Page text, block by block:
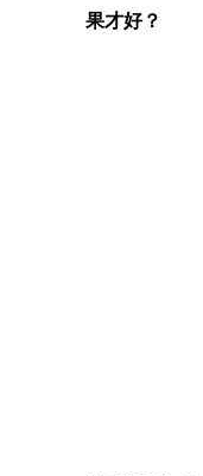
果才好？